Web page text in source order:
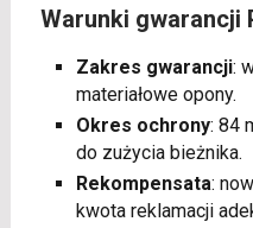
Warunki gwarancji
Zakres gwarancji:
materiałowe opony.
Okres ochrony: 84
do zużycia bieżnika.
Rekompensata:
kwota reklamacji